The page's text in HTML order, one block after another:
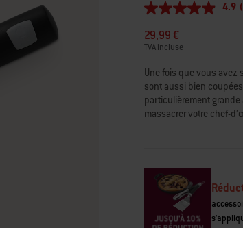
4.9
sur
5,
de
la
note
moyenne.
Read
la
même
page.
4.9
29,99 €
TVA incluse
Une fois que vous avez
sont aussi bien
particulièrement
massacrer votre chef-